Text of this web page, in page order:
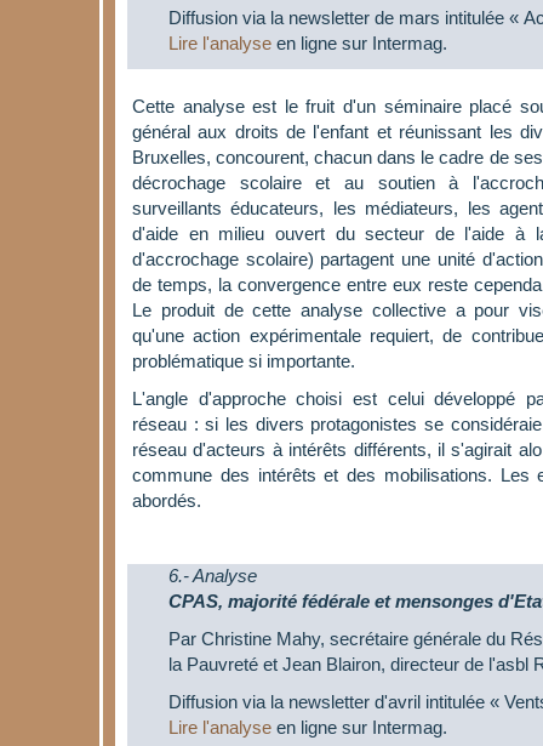
Diffusion via la newsletter de mars intitulée «
Lire l'analyse en ligne sur Intermag.
Cette analyse est le fruit d'un séminaire placé
général aux droits de l'enfant et réunissant les
Bruxelles, concourent, chacun dans le cadre de
décrochage scolaire et au soutien à
surveillants éducateurs, les médiateurs, les
d'aide en milieu ouvert du secteur de l'aide à
d'accrochage scolaire) partagent une unité
de temps, la convergence entre eux reste
Le produit de cette analyse collective a pour
qu'une action expérimentale requiert, de
problématique si importante.
L'angle d'approche choisi est celui développé
réseau : si les divers protagonistes se
réseau d'acteurs à intérêts différents, il s'agirait
commune des intérêts et des mobilisations. Les
abordés.
6.- Analyse
CPAS, majorité fédérale et mensonges
Par Christine Mahy, secrétaire générale du
la Pauvreté et Jean Blairon, directeur de l'asbl
Diffusion via la newsletter d'avril intitulée «
Lire l'analyse en ligne sur Intermag.